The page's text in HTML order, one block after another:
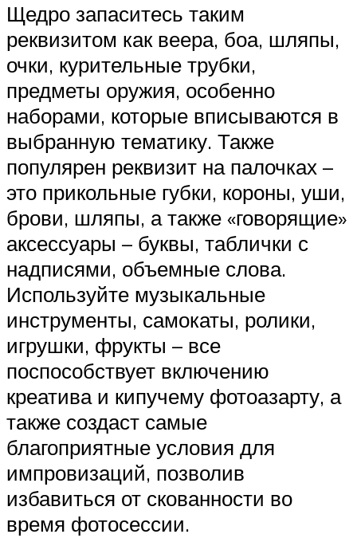
Щедро запаситесь таким
реквизитом как веера, боа, шляпы,
очки, курительные трубки,
предметы оружия, особенно
наборами, которые вписываются в
выбранную тематику. Также
популярен реквизит на палочках –
это прикольные губки, короны, уши,
брови, шляпы, а также «говорящие»
аксессуары – буквы, таблички с
надписями, объемные слова.
Используйте музыкальные
инструменты, самокаты, ролики,
игрушки, фрукты – все
поспособствует включению
креатива и кипучему фотоазарту, а
также создаст самые
благоприятные условия для
импровизаций, позволив
избавиться от скованности во
время фотосессии.